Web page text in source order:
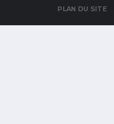
PLAN DU SITE